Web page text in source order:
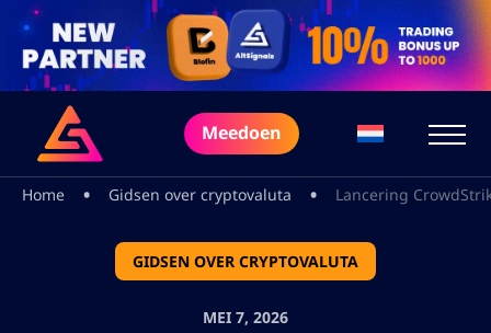
Meedoen
Home • Gidsen over cryptovaluta • Lancering
GIDSEN OVER CRYPTOVALUTA
MEI 7, 2026